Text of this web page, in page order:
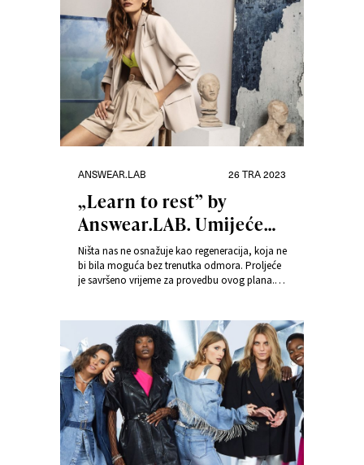
ANSWEAR.LAB 26 TRA 2023
„Learn to rest” by
Answear.LAB. Umijeće
odmora
Ništa nas ne osnažuje kao regeneracija, koja ne
bi bila moguća bez trenutka odmora. Proljeće
je savršeno vrijeme za provedbu ovog plana.
opuštaju.